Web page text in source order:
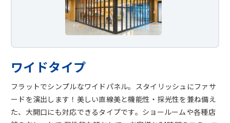
ワイドタイプ
フラットでシンプルなワイドパネル。スタイリッシュにファサ
ードを演出します！美しい直線美と機能性・採光性を兼ね備え
た、大開口にも対応できるタイプです。ショールームや各種店